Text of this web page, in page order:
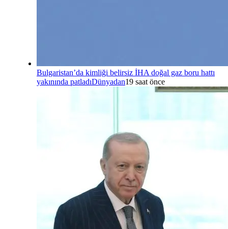
Bulgaristan’da kimliği belirsiz İHA doğal gaz boru hattı
yakınında patladıDünyadan19 saat önce